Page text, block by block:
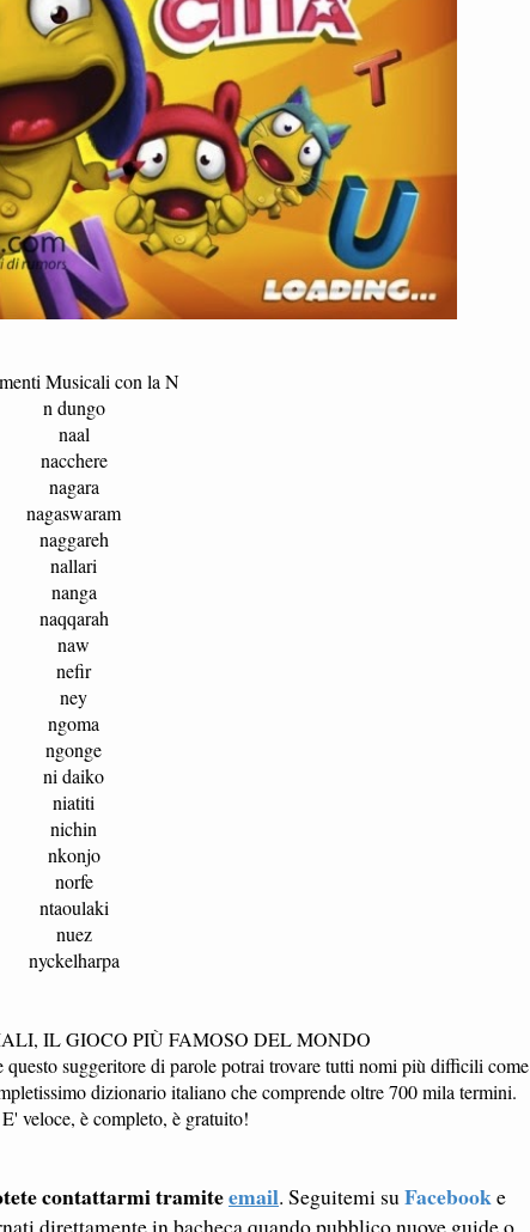
Musicali con la N
n dungo
naal
nacchere
nagara
nagaswaram
naggareh
nallari
nanga
naqqarah
naw
nefir
ney
ngoma
ngonge
ni daiko
niatiti
nichin
nkonjo
norfe
ntaoulaki
nuez
nyckelharpa
IL GIOCO PIÙ FAMOSO DEL MONDO
suggeritore di parole potrai trovare tutti nomi più difficili come
dizionario italiano che comprende oltre 700 mila termini.
veloce, è completo, è gratuito!
contattarmi tramiteemail. Seguitemi suFacebooke